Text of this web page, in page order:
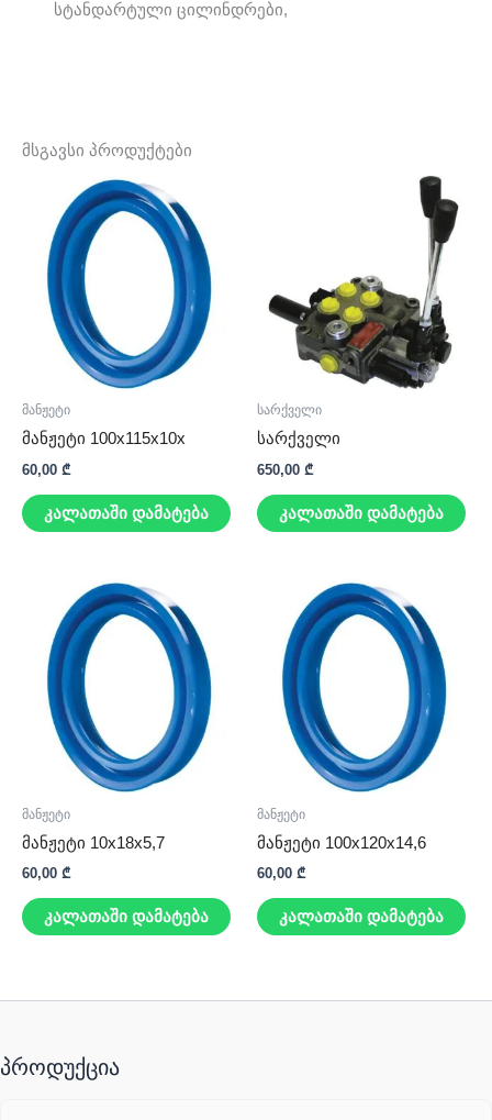
სტანდარტული ცილინდრები,
მსგავსი პროდუქტები
მანჟეტი
მანჟეტი 100x115x10x
60,00 ₾
კალათაში დამატება
სარქველი
სარქველი
650,00 ₾
კალათაში დამატება
მანჟეტი
მანჟეტი 10x18x5,7
60,00 ₾
კალათაში დამატება
მანჟეტი
მანჟეტი 100x120x14,6
60,00 ₾
კალათაში დამატება
პროდუქცია